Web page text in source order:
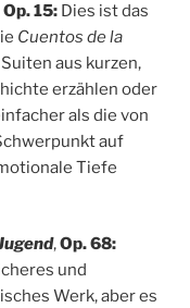
Op. 15: Dies ist das
Cuentos de la
aus kurzen,
erzählen oder
als die von
auf
Tiefe
,Op. 68:
und
Werk, aber es